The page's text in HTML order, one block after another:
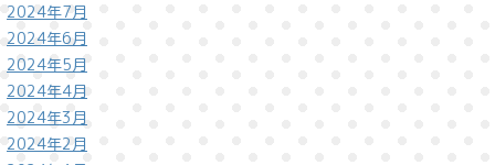
2024年7月
2024年6月
2024年5月
2024年4月
2024年3月
2024年2月